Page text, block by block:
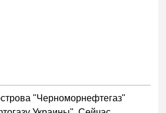
"Черноморнефтегаз"